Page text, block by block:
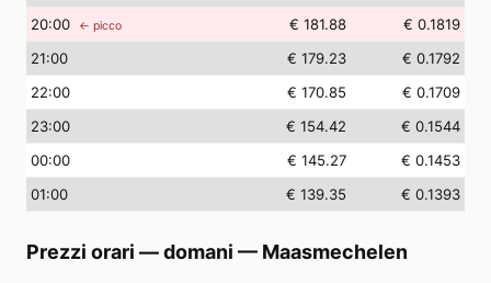
20:00 ← picco € 181.88
€ 0.1819
21:00 € 179.23
€ 0.1792
22:00 € 170.85
€ 0.1709
23:00 € 154.42
€ 0.1544
00:00 € 145.27
€ 0.1453
01:00 € 139.35 € 0.1393
Prezzi orari — domani — Maasmechelen